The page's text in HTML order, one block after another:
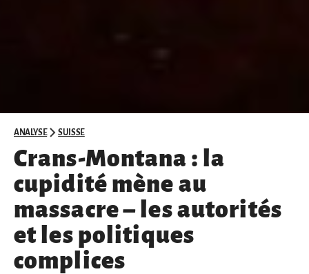
ANALYSE SUISSE
Crans-Montana : la
cupidité mène au
massacre – les autorités
et les politiques
complices